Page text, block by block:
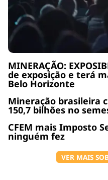
MINERAÇÃO:
de exposição e terá
Belo Horizonte
Mineração brasileira
150,7 bilhões no
CFEM mais Imposto
ninguém fez
VER MAIS